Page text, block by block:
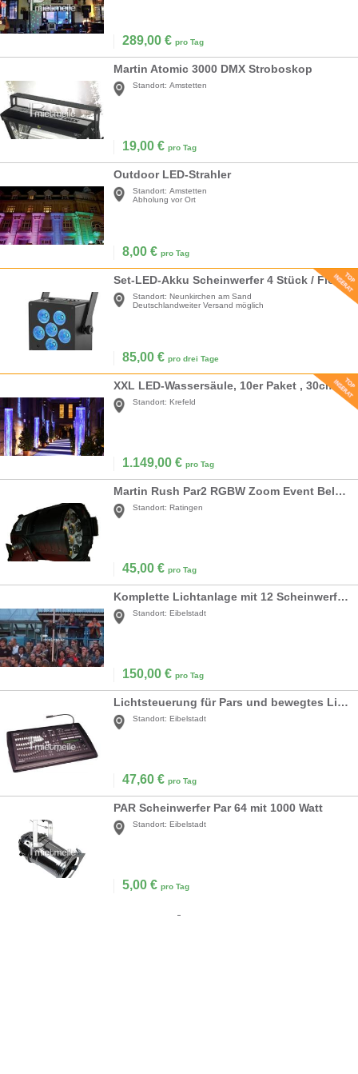
289,00 € pro Tag
Martin Atomic 3000 DMX Stroboskop
Standort: Amstetten
19,00 € pro Tag
Outdoor LED-Strahler
Standort: Amstetten
Abholung vor Ort
8,00 € pro Tag
Set-LED-Akku Scheinwerfer 4 Stück / Floor Spot / Indoor / PAR LED
Standort: Neunkirchen am Sand
Deutschlandweiter Versand möglich
85,00 € pro drei Tage
XXL LED-Wassersäule, 10er Paket , 30cmX2m Sprudelsäule, Wassersäulen, Blubbersäulen
Standort: Krefeld
1.149,00 € pro Tag
Martin Rush Par2 RGBW Zoom Event Beleuchtung
Standort: Ratingen
45,00 € pro Tag
Komplette Lichtanlage mit 12 Scheinwerfern
Standort: Eibelstadt
150,00 € pro Tag
Lichtsteuerung für Pars und bewegtes Licht
Standort: Eibelstadt
47,60 € pro Tag
PAR Scheinwerfer Par 64 mit 1000 Watt
Standort: Eibelstadt
5,00 € pro Tag